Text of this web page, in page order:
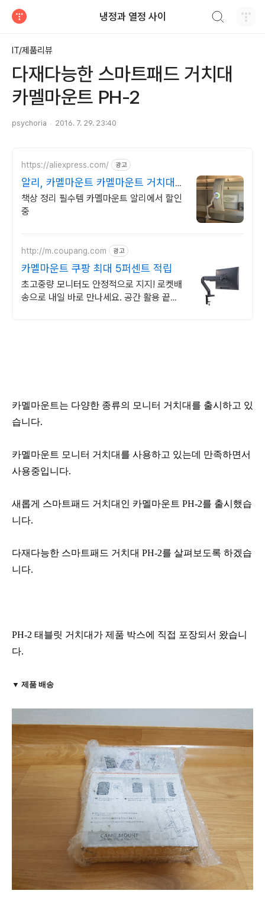
냉정과 열정 사이
IT/제품리뷰
다재다능한 스마트패드 거치대
카멜마운트 PH-2
psychoria 2016. 7. 29. 23:40
https://aliexpress.com/ 광고
알리, 카멜마운트 카멜마운트 거치대
알리 쇼핑
책상 정리 필수템 카멜마운트 알리에서 할인
중
http://m.coupang.com 광고
카멜마운트 쿠팡 최대 5퍼센트 적립
초고중량 모니터도 안정적으로 지지! 로켓배
송으로 내일 바로 만나세요. 공간 활용 끝판
카멜마운트는 다양한 종류의 모니터 거치대를 출시하고 있
습니다.
카멜마운트 모니터 거치대를 사용하고 있는데 만족하면서
사용중입니다.
새롭게 스마트패드 거치대인 카멜마운트 PH-2를 출시했습
니다.
다재다능한 스마트패드 거치대 PH-2를 살펴보도록 하겠습
니다.
PH-2 태블릿 거치대가 제품 박스에 직접 포장되서 왔습니
다.
▼ 제품 배송